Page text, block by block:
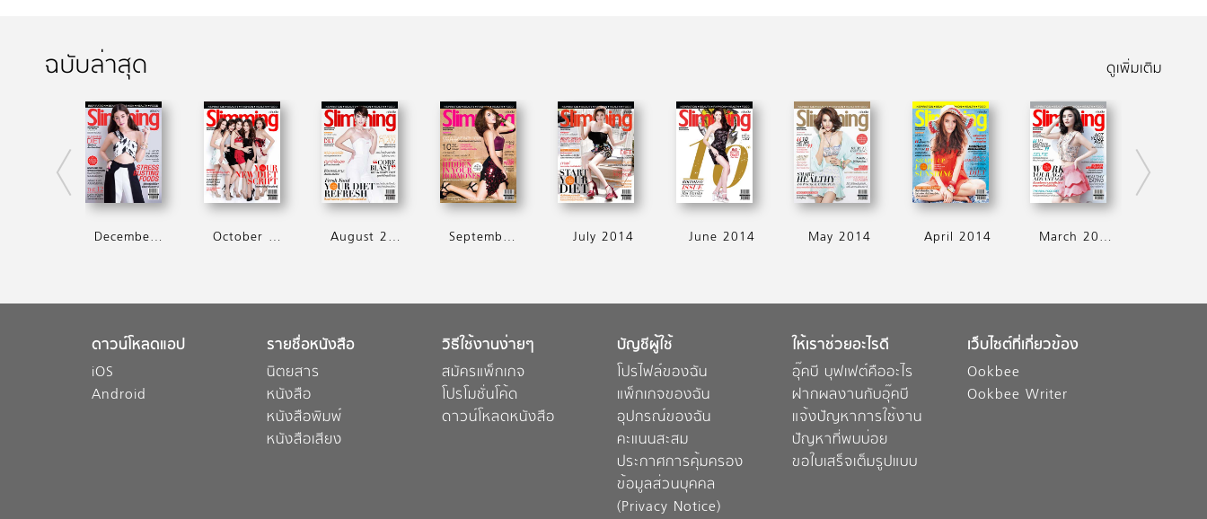
ฉบับล่าสุด ดูเพิ่มเติม
December 2014 October 2014 August 2014 September 2014 July 2014 June 2014 May 2014 April 2014 March 2014
ดาวน์โหลดแอป
iOS
Android
รายชื่อหนังสือ
นิตยสาร
หนังสือ
หนังสือพิมพ์
หนังสือเสียง
วิธีใช้งานง่ายๆ
สมัครแพ็กเกจ
โปรโมชั่นโค้ด
ดาวน์โหลดหนังสือ
บัญชีผู้ใช้
โปรไฟล์ของฉัน
แพ็กเกจของฉัน
อุปกรณ์ของฉัน
คะแนนสะสม
ประกาศการคุ้มครอง
ข้อมูลส่วนบุคคล
(Privacy Notice)
ให้เราช่วยอะไรดี
อุ๊คบี บุฟเฟต์คืออะไร
ฝากผลงานกับอุ๊คบี
แจ้งปัญหาการใช้งาน
ปัญหาที่พบบ่อย
ขอใบเสร็จเต็มรูปแบบ
เว็บไซต์ที่เกี่ยวข้อง
Ookbee
Ookbee Writer